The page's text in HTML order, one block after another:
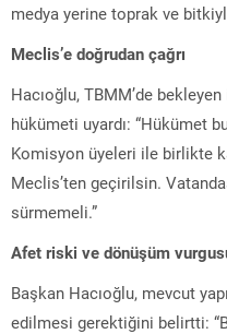
medya yerine toprak ve
Meclis’e doğrudan çağrı
Hacıoğlu, TBMM’de
hükümeti uyardı: “Hükümet
Komisyon üyeleri ile birlikte
Meclis’ten geçirilsin.
sürmemeli.”
Afet riski ve dönüşüm
Başkan Hacıoğlu, mevcut
edilmesi gerektiğini belirtti: